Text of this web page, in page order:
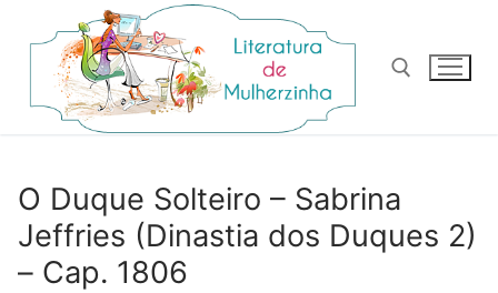
para
conteúdo
O Duque Solteiro – Sabrina
Jeffries (Dinastia dos Duques 2)
– Cap. 1806